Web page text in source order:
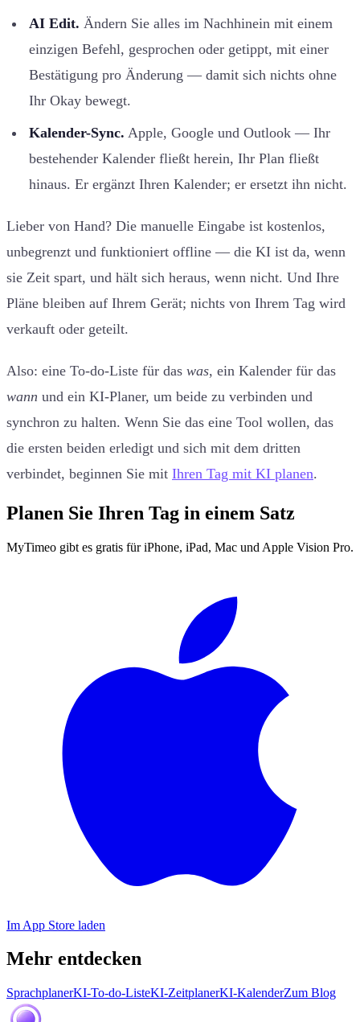
AI Edit. Ändern Sie alles im Nachhinein mit einem
einzigen Befehl, gesprochen oder getippt, mit einer
Bestätigung pro Änderung — damit sich nichts ohne
Ihr Okay bewegt.
Kalender-Sync. Apple, Google und Outlook — Ihr
bestehender Kalender fließt herein, Ihr Plan fließt
hinaus. Er ergänzt Ihren Kalender; er ersetzt ihn nicht.
Lieber von Hand? Die manuelle Eingabe ist kostenlos,
unbegrenzt und funktioniert offline — die KI ist da, wenn
sie Zeit spart, und hält sich heraus, wenn nicht. Und Ihre
Pläne bleiben auf Ihrem Gerät; nichts von Ihrem Tag wird
verkauft oder geteilt.
Also: eine To-do-Liste für das was, ein Kalender für das
wann und ein KI-Planer, um beide zu verbinden und
synchron zu halten. Wenn Sie das eine Tool wollen, das
die ersten beiden erledigt und sich mit dem dritten
verbindet, beginnen Sie mit Ihren Tag mit KI planen.
Planen Sie Ihren Tag in einem Satz
MyTimeo gibt es gratis für iPhone, iPad, Mac und Apple Vision Pro.
Im App Store laden
Mehr entdecken
SprachplanerKI-To-do-ListeKI-ZeitplanerKI-KalenderZum Blog